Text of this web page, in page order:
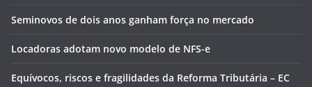
Seminovos de dois anos ganham força no mercado
Locadoras adotam novo modelo de NFS-e
Equívocos, riscos e fragilidades da Reforma Tributária – EC